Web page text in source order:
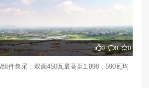
0 0 0
件集采：双面450瓦最高至1.898，590瓦均